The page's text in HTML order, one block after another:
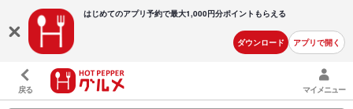
はじめてのアプリ予約で最大1,000円分ポイントもらえる
ダウンロード アプリで開く
戻る マイメニュー